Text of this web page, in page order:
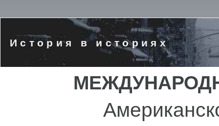
История в историях